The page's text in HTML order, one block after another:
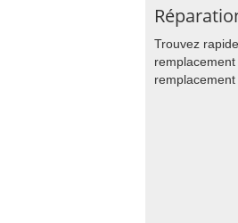
Trouvez